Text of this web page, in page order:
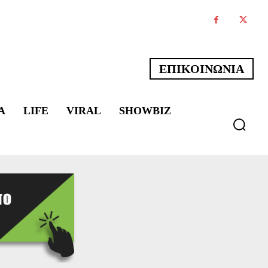
ΕΠΙΚΟΙΝΩΝΙΑ
LIFE VIRAL SHOWBIZ